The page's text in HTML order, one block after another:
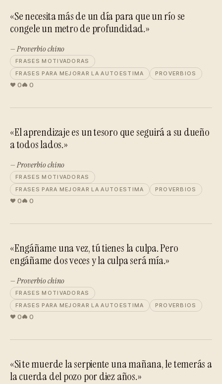
«Se necesita más de un día para que un río se
congele un metro de profundidad.»
— Proverbio chino
FRASES MOTIVADORAS
FRASES PARA MEJORAR LA AUTOESTIMA
PROVERBIOS
0 0
«El aprendizaje es un tesoro que seguirá a su dueño
a todos lados.»
— Proverbio chino
FRASES MOTIVADORAS
FRASES PARA MEJORAR LA AUTOESTIMA
PROVERBIOS
0 0
«Engáñame una vez, tú tienes la culpa. Pero
engáñame dos veces y la culpa será mía.»
— Proverbio chino
FRASES MOTIVADORAS
FRASES PARA MEJORAR LA AUTOESTIMA
PROVERBIOS
0 0
«Si te muerde la serpiente una mañana, le temerás a
la cuerda del pozo por diez años.»